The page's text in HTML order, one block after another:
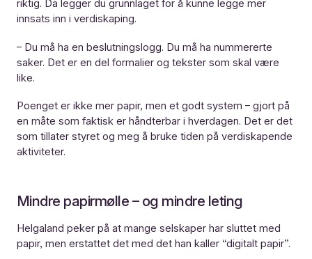
riktig. Da legger du grunnlaget for å kunne legge mer
innsats inn i verdiskaping.
– Du må ha en beslutningslogg. Du må ha nummererte
saker. Det er en del formalier og tekster som skal være
like.
Poenget er ikke mer papir, men et godt system – gjort på
en måte som faktisk er håndterbar i hverdagen. Det er det
som tillater styret og meg å bruke tiden på verdiskapende
aktiviteter.
Mindre papirmølle – og mindre leting
Helgaland peker på at mange selskaper har sluttet med
papir, men erstattet det med det han kaller “digitalt papir”.